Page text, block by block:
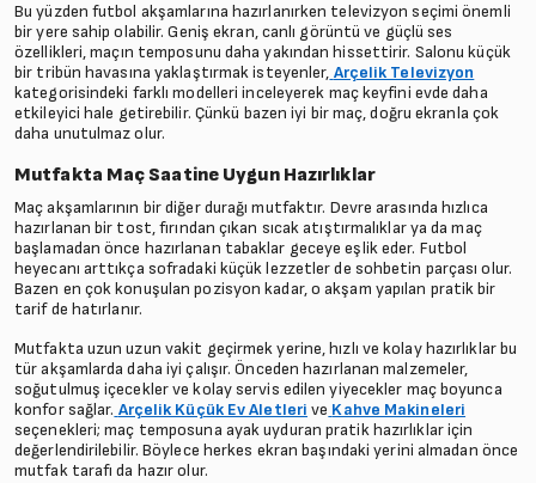
Bu yüzden futbol akşamlarına hazırlanırken televizyon seçimi önemli
bir yere sahip olabilir. Geniş ekran, canlı görüntü ve güçlü ses
özellikleri, maçın temposunu daha yakından hissettirir. Salonu küçük
bir tribün havasına yaklaştırmak isteyenler, Arçelik Televizyon
kategorisindeki farklı modelleri inceleyerek maç keyfini evde daha
etkileyici hale getirebilir. Çünkü bazen iyi bir maç, doğru ekranla çok
daha unutulmaz olur.
Mutfakta Maç Saatine Uygun Hazırlıklar
Maç akşamlarının bir diğer durağı mutfaktır. Devre arasında hızlıca
hazırlanan bir tost, fırından çıkan sıcak atıştırmalıklar ya da maç
başlamadan önce hazırlanan tabaklar geceye eşlik eder. Futbol
heyecanı arttıkça sofradaki küçük lezzetler de sohbetin parçası olur.
Bazen en çok konuşulan pozisyon kadar, o akşam yapılan pratik bir
tarif de hatırlanır.
Mutfakta uzun uzun vakit geçirmek yerine, hızlı ve kolay hazırlıklar bu
tür akşamlarda daha iyi çalışır. Önceden hazırlanan malzemeler,
soğutulmuş içecekler ve kolay servis edilen yiyecekler maç boyunca
konfor sağlar. Arçelik Küçük Ev Aletleri ve Kahve Makineleri
seçenekleri; maç temposuna ayak uyduran pratik hazırlıklar için
değerlendirilebilir. Böylece herkes ekran başındaki yerini almadan önce
mutfak tarafı da hazır olur.